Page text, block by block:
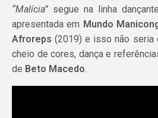
“Malícia” segue na linha
apresentada em Mundo
Afroreps (2019) e isso não seria
cheio de cores, dança e
de Beto Macedo.